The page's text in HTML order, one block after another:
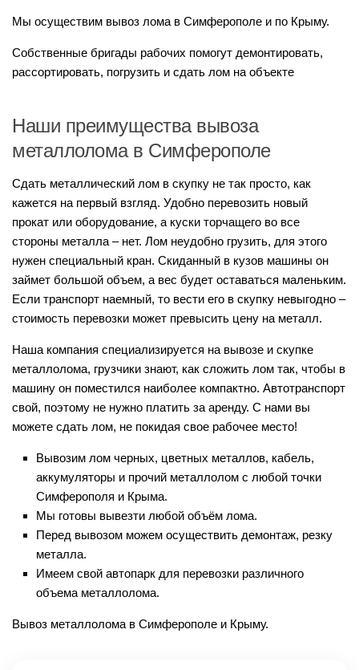
Мы осуществим вывоз лома в Симферополе и по Крыму.
Собственные бригады рабочих помогут демонтировать,
рассортировать, погрузить и сдать лом на объекте
Наши преимущества вывоза
металлолома в Симферополе
Сдать металлический лом в скупку не так просто, как
кажется на первый взгляд. Удобно перевозить новый
прокат или оборудование, а куски торчащего во все
стороны металла – нет. Лом неудобно грузить, для этого
нужен специальный кран. Скиданный в кузов машины он
займет большой объем, а вес будет оставаться маленьким.
Если транспорт наемный, то вести его в скупку невыгодно –
стоимость перевозки может превысить цену на металл.
Наша компания специализируется на вывозе и скупке
металлолома, грузчики знают, как сложить лом так, чтобы в
машину он поместился наиболее компактно. Автотранспорт
свой, поэтому не нужно платить за аренду. С нами вы
можете сдать лом, не покидая свое рабочее место!
Вывозим лом черных, цветных металлов, кабель,
аккумуляторы и прочий металлолом с любой точки
Симферополя и Крыма.
Мы готовы вывезти любой объём лома.
Перед вывозом можем осуществить демонтаж, резку
металла.
Имеем свой автопарк для перевозки различного
объема металлолома.
Вывоз металлолома в Симферополе и Крыму.